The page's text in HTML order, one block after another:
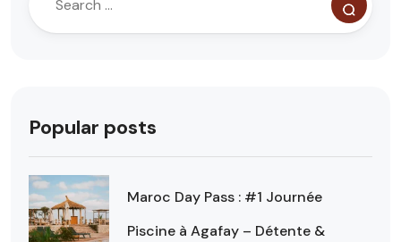
Popular posts
Maroc Day Pass : #1 Journée
Piscine à Agafay – Détente &